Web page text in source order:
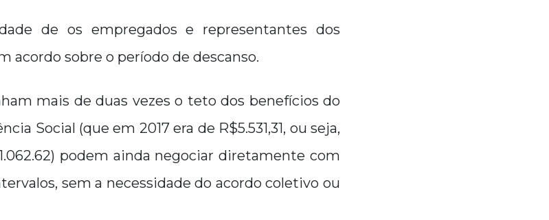
de os empregados e representantes dos
acordo sobre o período de descanso.
mais de duas vezes o teto dos benefícios do
Social (que em 2017 era de R$5.531,31, ou seja,
podem ainda negociar diretamente com
sem a necessidade do acordo coletivo ou